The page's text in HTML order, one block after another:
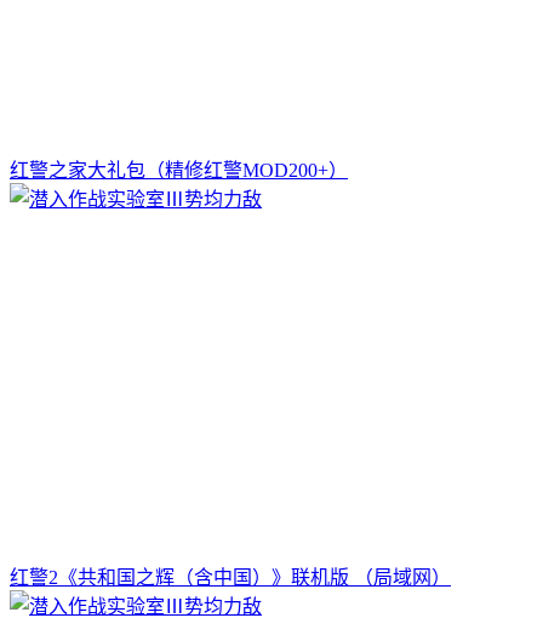
红警之家大礼包（精修红警MOD200+）
红警2《共和国之辉（含中国）》联机版 （局域网）